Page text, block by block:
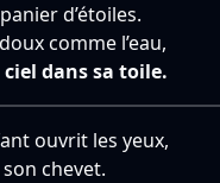
d’étoiles.
comme l’eau,
dans sa toile.
ouvrit les yeux,
chevet.